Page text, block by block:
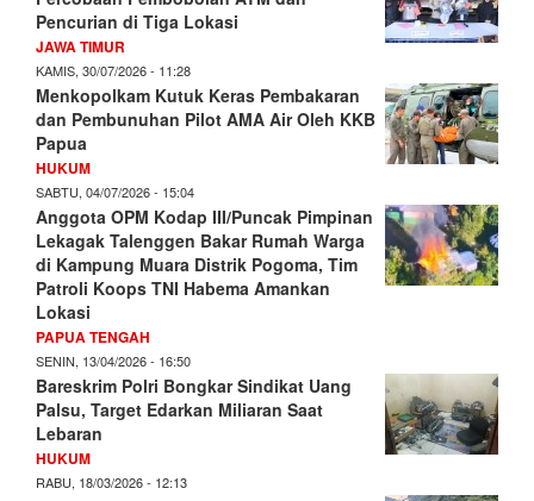
Pencurian di Tiga Lokasi
JAWA TIMUR
KAMIS, 30/07/2026 - 11:28
Menkopolkam Kutuk Keras Pembakaran
dan Pembunuhan Pilot AMA Air Oleh KKB
Papua
HUKUM
SABTU, 04/07/2026 - 15:04
Anggota OPM Kodap III/Puncak Pimpinan
Lekagak Talenggen Bakar Rumah Warga
di Kampung Muara Distrik Pogoma, Tim
Patroli Koops TNI Habema Amankan
Lokasi
PAPUA TENGAH
SENIN, 13/04/2026 - 16:50
Bareskrim Polri Bongkar Sindikat Uang
Palsu, Target Edarkan Miliaran Saat
Lebaran
HUKUM
RABU, 18/03/2026 - 12:13